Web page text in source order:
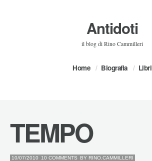
Antidoti
il blog di Rino Cammilleri
Home Biografia Libri
TEMPO
10/07/2010 10 COMMENTS BY RINO.CAMMILLERI